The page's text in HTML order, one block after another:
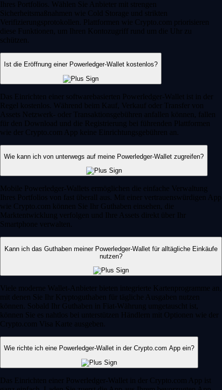
Ihres Portfolios. Wählen Sie Anbieter mit strengen
Sicherheitsmaßnahmen wie Cold Storage und strikten
Verifizierungsprotokollen. Plattformen wie Crypto.com priorisieren
diese Funktionen, um Ihren Kontozugriff rund um die Uhr zu
schützen.
Ist die Eröffnung einer Powerledger-Wallet kostenlos?
Das Einrichten einer softwarebasierten Powerledger-Wallet ist in der
Regel kostenlos. Während beim Kauf, Verkauf oder Transfer von
Assets Netzwerk- oder Transaktionsgebühren anfallen können, fallen
für den Download und die Registrierung bei führenden Plattformen
wie der Crypto.com App keine Einrichtungsgebühren an.
Wie kann ich von unterwegs auf meine Powerledger-Wallet zugreifen?
Mobile Powerledger-Wallets ermöglichen die einfache Verwaltung
Ihres Portfolios von fast überall aus. Mit einer vertrauenswürdigen App
wie Crypto.com können Sie Ihr Guthaben einsehen, die
Marktentwicklung verfolgen und Ihre Assets direkt über Ihr
Smartphone verwalten.
Kann ich das Guthaben meiner Powerledger-Wallet für alltägliche Einkäufe
nutzen?
Viele moderne Wallet-Anbieter bieten integrierte Kartenprogramme an,
mit denen Sie Ihr Kryptoguthaben für tägliche Ausgaben nutzen
können. Sobald Ihr Guthaben in Fiat-Währung umgetauscht ist,
können Sie es nahtlos bei unterstützen Händlern mit Optionen wie der
Crypto.com Visa Karte ausgeben.
Wie richte ich eine Powerledger-Wallet in der Crypto.com App ein?
Das Einrichten einer Powerledger-Wallet in der Crypto.com App ist